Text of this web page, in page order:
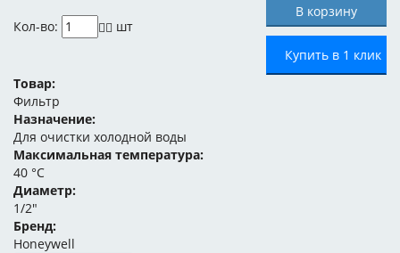
Кол-во:
шт
Купить в 1 клик
Товар:
Фильтр
Назначение:
Для очистки холодной воды
Максимальная температура:
40 °C
Диаметр:
1/2"
Бренд:
Honeywell